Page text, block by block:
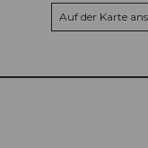
Auf der Karte